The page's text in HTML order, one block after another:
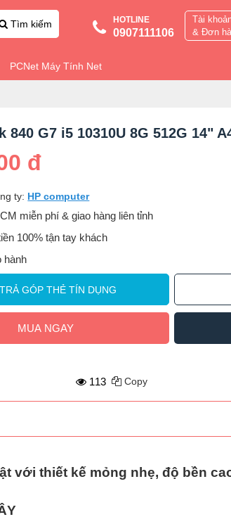
Tìm kiếm HOTLINE
0907111106
Tài
& Đơn
PCNet Máy Tính Net
840 G7 i5 10310U 8G 512G 14"
đ
ty: HP computer
miễn phí & giao hàng liên tỉnh
100% tận tay khách
hành
GÓP THẺ TÍN DỤNG
MUA NGAY
113 Copy
với thiết kế mỏng nhẹ, độ bền